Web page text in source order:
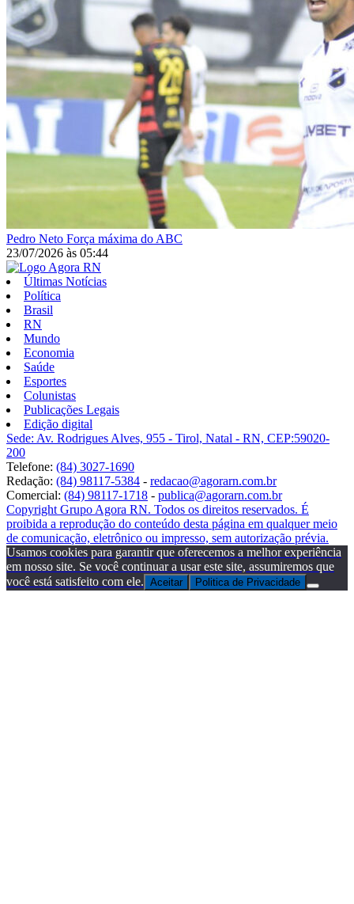
Pedro Neto Força máxima do ABC
23/07/2026 às 05:44
Últimas Notícias
Política
Brasil
RN
Mundo
Economia
Saúde
Esportes
Colunistas
Publicações Legais
Edição digital
Sede: Av. Rodrigues Alves, 955 - Tirol, Natal - RN, CEP:59020-
200
Telefone: (84) 3027-1690
Redação: (84) 98117-5384 - redacao@agorarn.com.br
Comercial: (84) 98117-1718 - publica@agorarn.com.br
Copyright Grupo Agora RN. Todos os direitos reservados. É
proibida a reprodução do conteúdo desta página em qualquer meio
de comunicação, eletrônico ou impresso, sem autorização prévia.
Usamos cookies para garantir que oferecemos a melhor experiência
em nosso site. Se você continuar a usar este site, assumiremos que
você está satisfeito com ele. Aceitar Politica de Privacidade